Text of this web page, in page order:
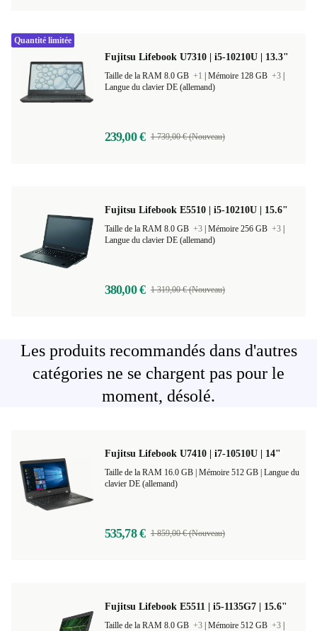
Fujitsu Lifebook U7310 | i5-10210U | 13.3"
Taille de la RAM 8.0 GB +1 Mémoire 128 GB +3
Langue du clavier DE (allemand)
239,00 € 1 739,00 € (Nouveau)
Quantité limitée
Fujitsu Lifebook E5510 | i5-10210U | 15.6"
Taille de la RAM 8.0 GB +3 Mémoire 256 GB +3
Langue du clavier DE (allemand)
380,00 € 1 319,00 € (Nouveau)
Les produits recommandés dans d'autres
catégories ne se chargent pas pour le
moment, désolé.
Fujitsu Lifebook U7410 | i7-10510U | 14"
Langue du
clavier DE (allemand)
535,78 € 1 859,00 € (Nouveau)
Fujitsu Lifebook E5511 | i5-1135G7 | 15.6"
Taille de la RAM 8.0 GB +3 Mémoire 512 GB +3